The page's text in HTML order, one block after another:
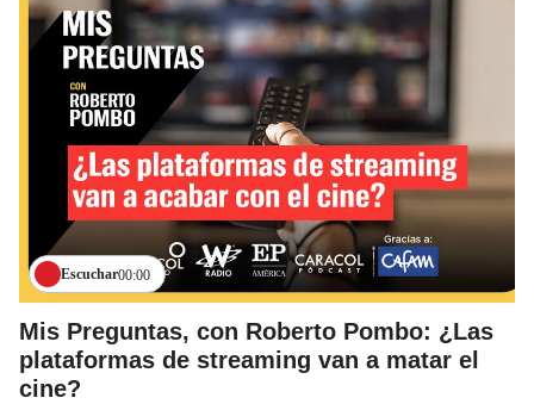
Escuchar00:00
Mis Preguntas, con Roberto Pombo: ¿Las
plataformas de streaming van a matar el
cine?